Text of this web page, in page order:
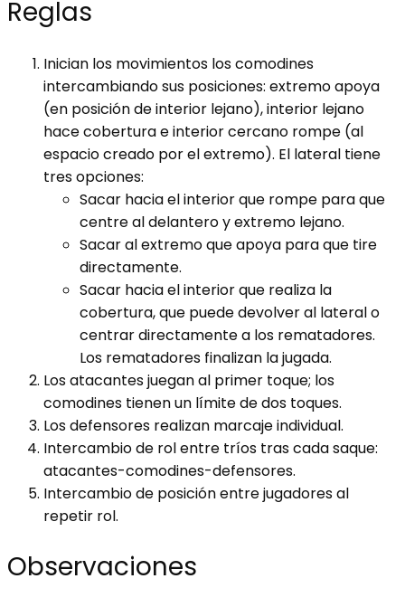
Reglas
Inician los movimientos los comodines
intercambiando sus posiciones: extremo apoya
(en posición de interior lejano), interior lejano
hace cobertura e interior cercano rompe (al
espacio creado por el extremo). El lateral tiene
tres opciones:
Sacar hacia el interior que rompe para que
centre al delantero y extremo lejano.
Sacar al extremo que apoya para que tire
directamente.
Sacar hacia el interior que realiza la
cobertura, que puede devolver al lateral o
centrar directamente a los rematadores.
Los rematadores finalizan la jugada.
Los atacantes juegan al primer toque; los
comodines tienen un límite de dos toques.
Los defensores realizan marcaje individual.
Intercambio de rol entre tríos tras cada saque:
atacantes-comodines-defensores.
Intercambio de posición entre jugadores al
repetir rol.
Observaciones